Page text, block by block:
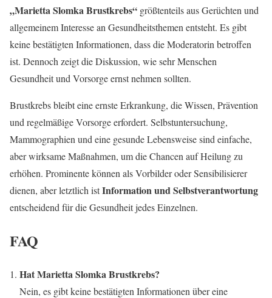
„Marietta Slomka Brustkrebs“ größtenteils aus Gerüchten und
allgemeinem Interesse an Gesundheitsthemen entsteht. Es gibt
keine bestätigten Informationen, dass die Moderatorin betroffen
ist. Dennoch zeigt die Diskussion, wie sehr Menschen
Gesundheit und Vorsorge ernst nehmen sollten.
Brustkrebs bleibt eine ernste Erkrankung, die Wissen, Prävention
und regelmäßige Vorsorge erfordert. Selbstuntersuchung,
Mammographien und eine gesunde Lebensweise sind einfache,
aber wirksame Maßnahmen, um die Chancen auf Heilung zu
erhöhen. Prominente können als Vorbilder oder Sensibilisierer
dienen, aber letztlich istInformation und Selbstverantwortung
entscheidend für die Gesundheit jedes Einzelnen.
FAQ
Hat Marietta Slomka Brustkrebs?
Nein, es gibt keine bestätigten Informationen über eine